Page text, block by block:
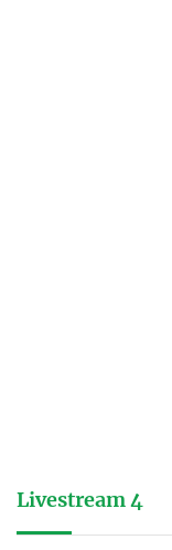
Livestream 4